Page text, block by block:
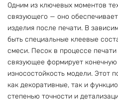
Одним из ключевых моментов
связующего — оно
изделия после печати. В
быть специальные клеевые
смеси. Песок в процессе
связующее формирует
износостойкость модели. Этот
как декоративные, так и
степенью точности и